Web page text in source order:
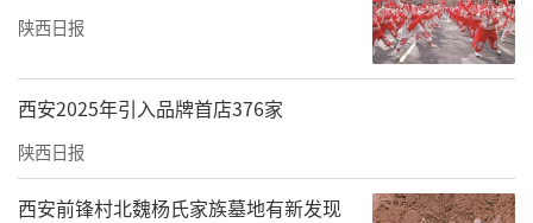
陕西日报
西安2025年引入品牌首店376家
陕西日报
西安前锋村北魏杨氏家族墓地有新发现